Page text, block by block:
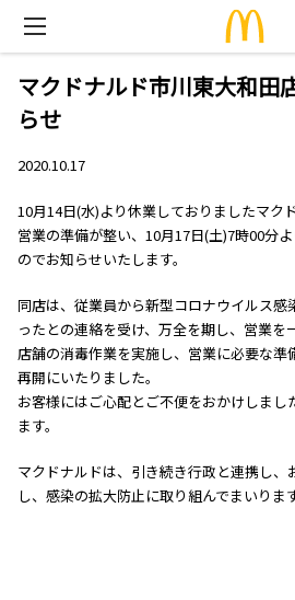
マクドナルド市川東大和田
らせ
2020.10.17
10月14日(水)より休業しておりましたマク
営業の準備が整い、10月17日(土)7時00分
のでお知らせいたします。
同店は、従業員から新型コロナウイルス感
ったとの連絡を受け、万全を期し、営業を
店舗の消毒作業を実施し、営業に必要な準
再開にいたりました。
お客様にはご心配とご不便をおかけしまし
ます。
マクドナルドは、引き続き行政と連携し
し、感染の拡大防止に取り組んでまいります